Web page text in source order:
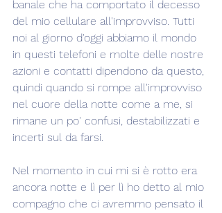
banale che ha comportato il decesso
del mio cellulare all'improvviso. Tutti
noi al giorno d'oggi abbiamo il mondo
in questi telefoni e molte delle nostre
azioni e contatti dipendono da questo,
quindi quando si rompe all'improvviso
nel cuore della notte come a me, si
rimane un po' confusi, destabilizzati e
incerti sul da farsi.
Nel momento in cui mi si è rotto era
ancora notte e lì per lì ho detto al mio
compagno che ci avremmo pensato il